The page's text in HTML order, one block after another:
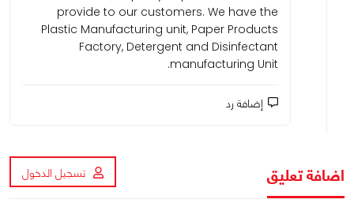
products that we provide to our
customers. We have the Plastic
Manufacturing unit, Paper Products
Factory, Detergent and Disinfectant
اضافة تعليق تسجيل الدخول